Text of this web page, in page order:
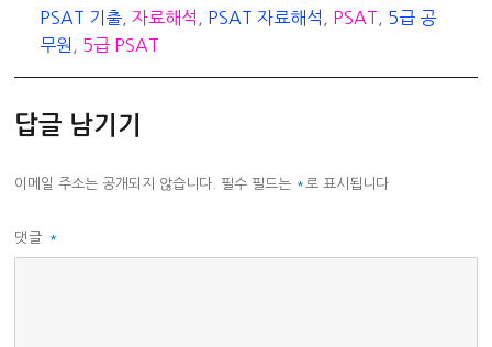
고
리
PSAT 기출 ,자료해석 PSAT 자료해석 PSAT
5급 공
무원
5급 PSAT
답글 남기기
이메일 주소는 공개되지 않습니다. 필수 필드는 * 로 표시됩니다
댓글 *